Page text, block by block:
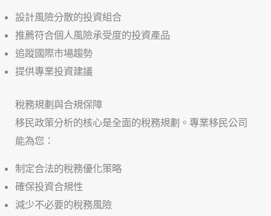
設計風險分散的投資組合
推薦符合個人風險承受度的投資產品
追蹤國際市場趨勢
提供專業投資建議
稅務規劃與合規保障
移民政策分析的核心是全面的稅務規劃。專業移民公司
能為您：
制定合法的稅務優化策略
確保投資合規性
減少不必要的稅務風險